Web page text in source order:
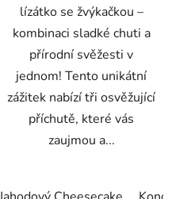
lízátko se žvýkačkou –
kombinaci sladké chuti a
přírodní svěžesti v
jednom! Tento unikátní
zážitek nabízí tři osvěžující
příchutě, které vás
zaujmou a...